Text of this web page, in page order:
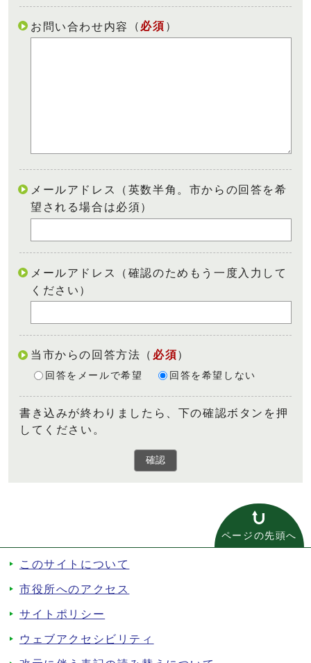
お問い合わせ内容 （ 必須 ）
メールアドレス（英数半角。市からの回答を希
望される場合は必須）
メールアドレス（確認のためもう一度入力して
ください）
当市からの回答方法 （ 必須）
回答をメールで希望 回答を希望しない
書き込みが終わりましたら、下の確認ボタンを押
してください。
確認
ページの先頭へ
このサイトについて
市役所へのアクセス
サイトポリシー
ウェブアクセシビリティ